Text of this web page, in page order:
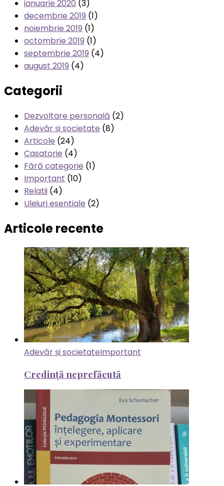
ianuarie 2020 (3)
decembrie 2019 (1)
noiembrie 2019 (1)
octombrie 2019 (1)
septembrie 2019 (4)
august 2019 (4)
Categorii
Dezvoltare personală (2)
Adevăr și societate (8)
Articole (24)
Casatorie (4)
Fără categorie (1)
Important (10)
Relatii (4)
Uleiuri esentiale (2)
Articole recente
Adevăr și societateImportant
Credință neprefăcută